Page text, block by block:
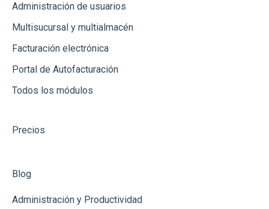
Usuarios
Productos
Clientes
Administración de usuarios
Multisucursal y multialmacén
Facturación electrónica
Portal de Autofacturación
Todos los módulos
Precios
Blog
Administración y Productividad